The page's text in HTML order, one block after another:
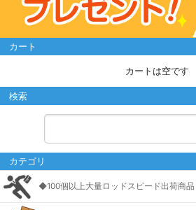
カート
カートは空です
検索
カテゴリ
◆100個以上大量ロッドスピード出荷商品